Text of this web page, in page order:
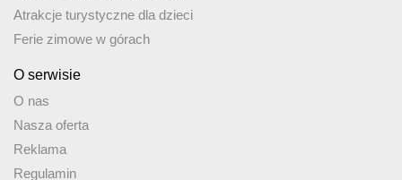
Atrakcje turystyczne dla dzieci
Ferie zimowe w górach
O serwisie
O nas
Nasza oferta
Reklama
Regulamin